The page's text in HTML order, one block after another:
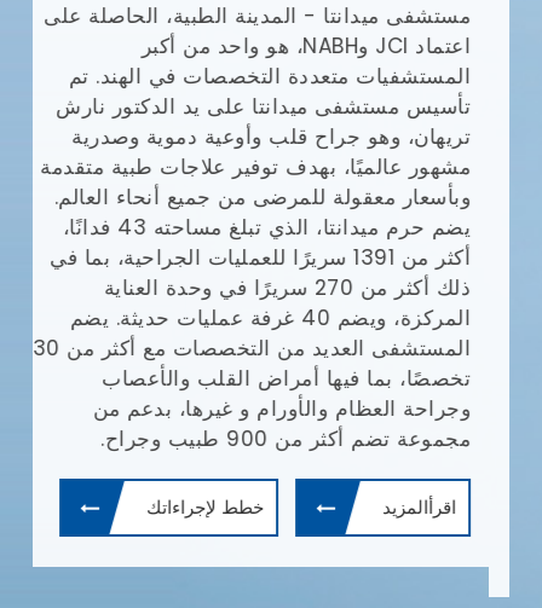
مستشفى ميدانتا - المدينة الطبية، الحاصلة على
اعتماد JCI وNABH، هو واحد من أكبر
المستشفيات متعددة التخصصات في الهند. تم
تأسيس مستشفى ميدانتا على يد الدكتور نارش
تريهان، وهو جراح قلب وأوعية دموية وصدرية
مشهور عالميًا، بهدف توفير علاجات طبية متقدمة
وبأسعار معقولة للمرضى من جميع أنحاء العالم.
يضم حرم ميدانتا، الذي تبلغ مساحته 43 فدانًا،
أكثر من 1391 سريرًا للعمليات الجراحية، بما في
ذلك أكثر من 270 سريرًا في وحدة العناية
المركزة، ويضم 40 غرفة عمليات حديثة. يضم
المستشفى العديد من التخصصات مع أكثر من 30
تخصصًا، بما فيها أمراض القلب والأعصاب
وجراحة العظام والأورام و غيرها، بدعم من
مجموعة تضم أكثر من 900 طبيب وجراح.
اقرأالمزيد خطط لإجراءاتك